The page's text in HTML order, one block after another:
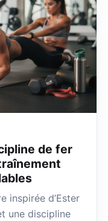
de fer
inspirée d’Ester
une discipline